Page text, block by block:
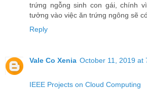
trứng ngỗng sinh con gái, chính
tưởng vào việc ăn trứng ngông sẽ
Reply
Vale Co Xenia October 11, 2019 at
IEEE Projects on Cloud Computing